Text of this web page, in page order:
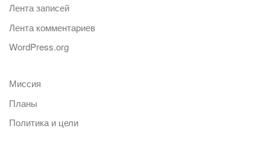
Лента записей
Лента комментариев
WordPress.org
Миссия
Планы
Политика и цели